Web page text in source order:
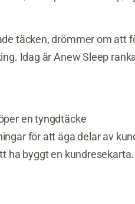
täcken, drömmer om att
Idag är Anew Sleep
en tyngdtäcke
för att äga delar av
ha byggt en kundresekarta.